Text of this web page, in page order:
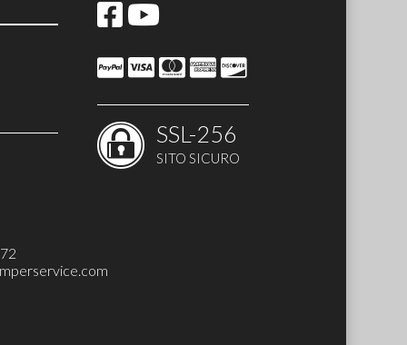
SSL-256
SITO SICURO